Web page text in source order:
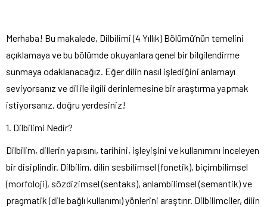
Merhaba! Bu makalede, Dilbilimi (4 Yıllık) Bölümü’nün temelini
açıklamaya ve bu bölümde okuyanlara genel bir bilgilendirme
sunmaya odaklanacağız. Eğer dilin nasıl işlediğini anlamayı
seviyorsanız ve dil ile ilgili derinlemesine bir araştırma yapmak
istiyorsanız, doğru yerdesiniz!
1. Dilbilimi Nedir?
Dilbilim, dillerin yapısını, tarihini, işleyişini ve kullanımını inceleyen
bir disiplindir. Dilbilim, dilin sesbilimsel (fonetik), biçimbilimsel
(morfoloji), sözdizimsel (sentaks), anlambilimsel (semantik) ve
pragmatik (dile bağlı kullanımı) yönlerini araştırır. Dilbilimciler, dilin